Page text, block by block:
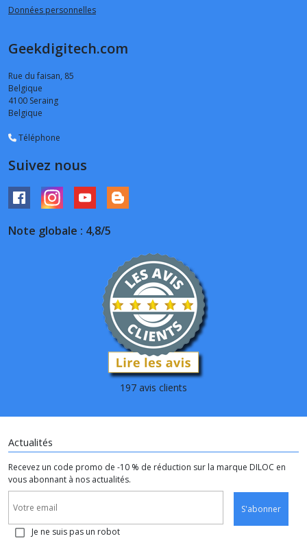
Données personnelles
Geekdigitech.com
Rue du faisan, 85
Belgique
4100 Seraing
Belgique
Téléphone
Suivez nous
Note globale : 4,8/5
197 avis clients
Actualités
Recevez un code promo de -10 % de réduction sur la marque DILOC en
vous abonnant à nos actualités.
S'abonner
Je ne suis pas un robot